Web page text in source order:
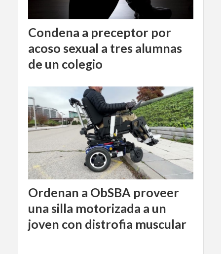
Condena a preceptor por
acoso sexual a tres alumnas
de un colegio
Ordenan a ObSBA proveer
una silla motorizada a un
joven con distrofia muscular